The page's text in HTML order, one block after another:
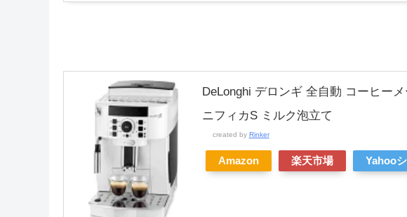
DeLonghi デロンギ 全自動 コーヒー
ニフィカS ミルク泡立て
created by Rinker
Amazon 楽天市場 Yahoo